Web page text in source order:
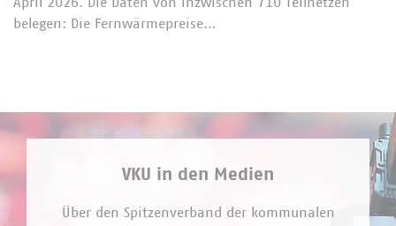
April 2026. Die Daten von inzwischen 710 Teilnetzen
belegen: Die Fernwärmepreise…
VKU in den Medien
Über den Spitzenverband der kommunalen